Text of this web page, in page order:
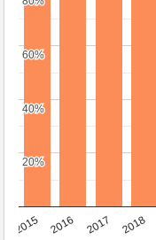
2015 2016 2017 2018
20%
20%
40%
40%
60%
60%